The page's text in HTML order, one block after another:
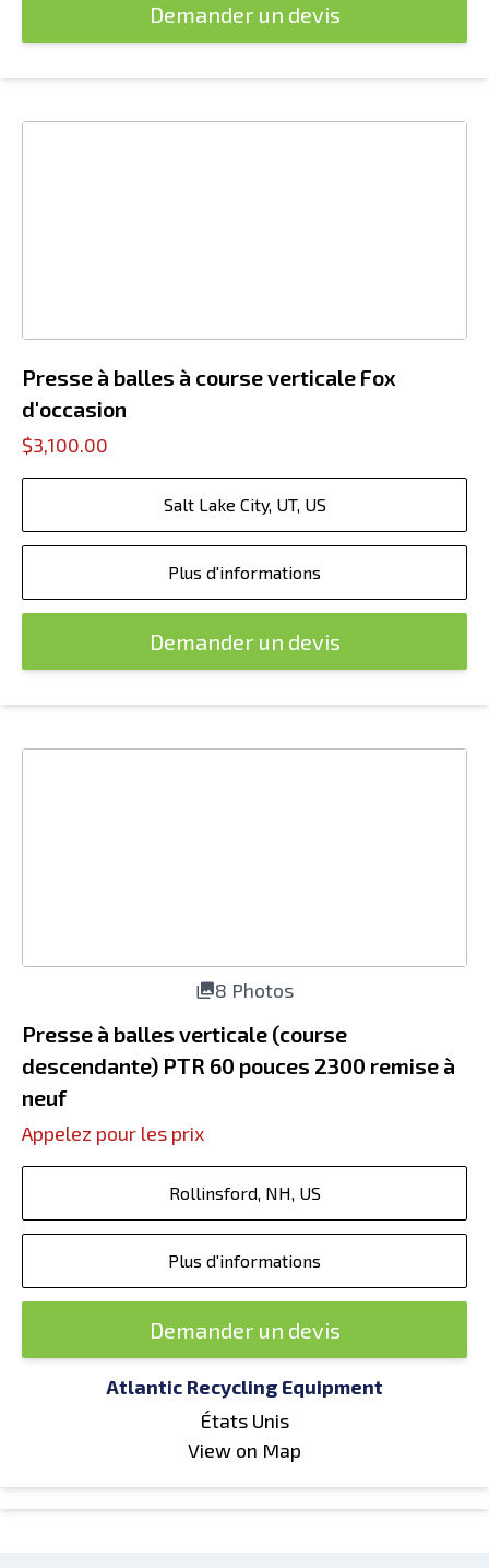
Demander un devis
Presse à balles à course verticale Fox
d'occasion
$3,100.00
Salt Lake City, UT, US
Plus d'informations
Demander un devis
8 Photos
Presse à balles verticale (course
descendante) PTR 60 pouces 2300 remise à
neuf
Appelez pour les prix
Rollinsford, NH, US
Plus d'informations
Demander un devis
Atlantic Recycling Equipment
États Unis
View on Map